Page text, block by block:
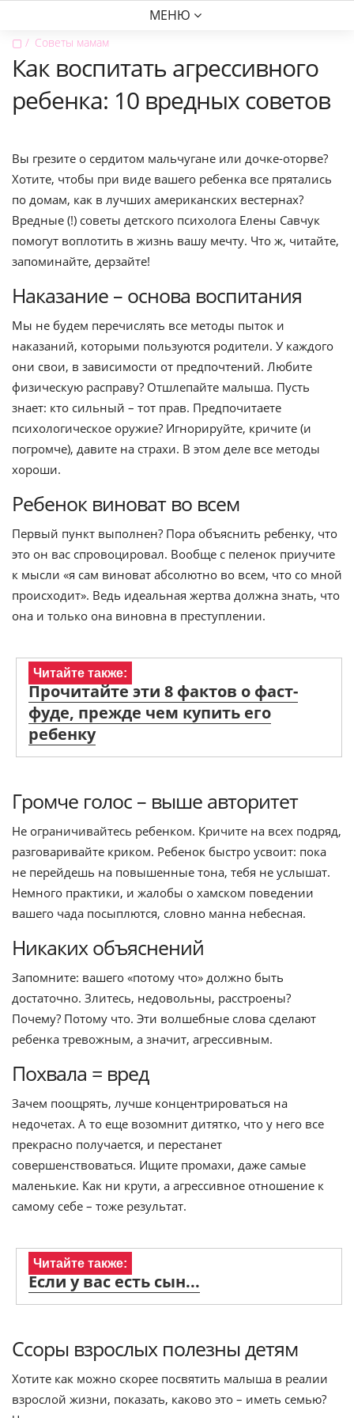
МЕНЮ
▢ Советы мамам
Как воспитать агрессивного
ребенка: 10 вредных советов
Вы грезите о сердитом мальчугане или дочке-оторве?
Хотите, чтобы при виде вашего ребенка все прятались
по домам, как в лучших американских вестернах?
Вредные (!) советы детского психолога Елены Савчук
помогут воплотить в жизнь вашу мечту. Что ж, читайте,
запоминайте, дерзайте!
Наказание – основа воспитания
Мы не будем перечислять все методы пыток и
наказаний, которыми пользуются родители. У каждого
они свои, в зависимости от предпочтений. Любите
физическую расправу? Отшлепайте малыша. Пусть
знает: кто сильный – тот прав. Предпочитаете
психологическое оружие? Игнорируйте, кричите (и
погромче), давите на страхи. В этом деле все методы
хороши.
Ребенок виноват во всем
Первый пункт выполнен? Пора объяснить ребенку, что
это он вас спровоцировал. Вообще с пеленок приучите
к мысли «я сам виноват абсолютно во всем, что со мной
происходит». Ведь идеальная жертва должна знать, что
она и только она виновна в преступлении.
Читайте также:
Прочитайте эти 8 фактов о фаст-
фуде, прежде чем купить его
ребенку
Громче голос – выше авторитет
Не ограничивайтесь ребенком. Кричите на всех подряд,
разговаривайте криком. Ребенок быстро усвоит: пока
не перейдешь на повышенные тона, тебя не услышат.
Немного практики, и жалобы о хамском поведении
вашего чада посыплются, словно манна небесная.
Никаких объяснений
Запомните: вашего «потому что» должно быть
достаточно. Злитесь, недовольны, расстроены?
Почему? Потому что. Эти волшебные слова сделают
ребенка тревожным, а значит, агрессивным.
Похвала = вред
Зачем поощрять, лучше концентрироваться на
недочетах. А то еще возомнит дитятко, что у него все
прекрасно получается, и перестанет
совершенствоваться. Ищите промахи, даже самые
маленькие. Как ни крути, а агрессивное отношение к
самому себе – тоже результат.
Читайте также:
Если у вас есть сын...
Ссоры взрослых полезны детям
Хотите как можно скорее посвятить малыша в реалии
взрослой жизни, показать, каково это – иметь семью?